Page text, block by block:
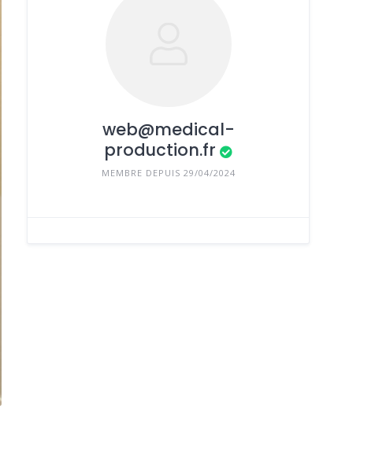
web@medical-
production.fr
MEMBRE DEPUIS 29/04/2024